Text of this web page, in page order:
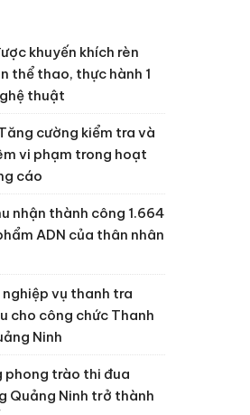
khuyến khích rèn
thể thao, thực hành 1
thuật
cường kiểm tra và
vi phạm trong hoạt
cáo
nhận thành công 1.664
ADN của thân nhân
nghiệp vụ thanh tra
cho công chức Thanh
Ninh
phong trào thi đua
Quảng Ninh trở thành